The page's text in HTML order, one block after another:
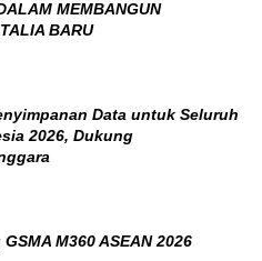
MEMBANGUN
BARU
Data untuk Seluruh
2026, Dukung
M360 ASEAN 2026